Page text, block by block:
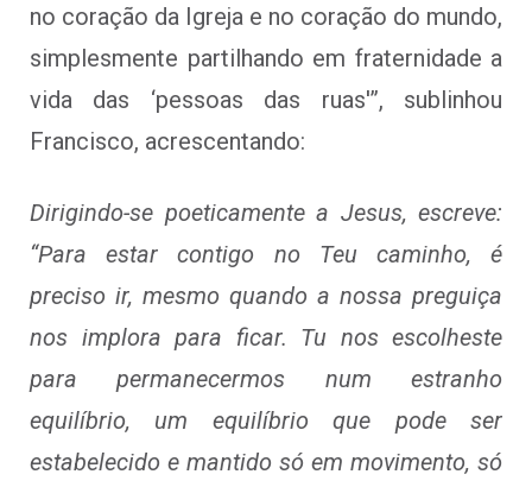
no coração da Igreja e no coração do mundo,
simplesmente partilhando em fraternidade a
vida das ‘pessoas das ruas'”, sublinhou
Francisco, acrescentando:
Dirigindo-se poeticamente a Jesus, escreve:
“Para estar contigo no Teu caminho, é
preciso ir, mesmo quando a nossa preguiça
nos implora para ficar. Tu nos escolheste
para permanecermos num estranho
equilíbrio, um equilíbrio que pode ser
estabelecido e mantido só em movimento, só